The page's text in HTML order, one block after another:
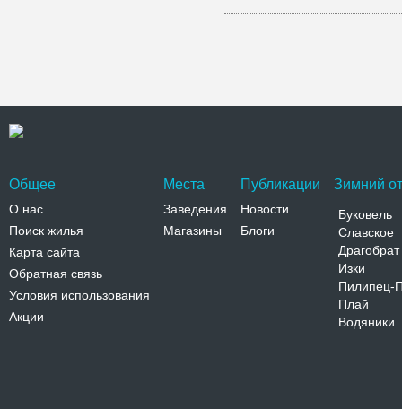
Общее
О нас
Поиск жилья
Карта сайта
Обратная связь
Условия использования
Акции
Места
Заведения
Магазины
Публикации
Новости
Блоги
Зимний
Буковель
Славское
Драгобрат
Изки
Пилипец-
Плай
Водяники